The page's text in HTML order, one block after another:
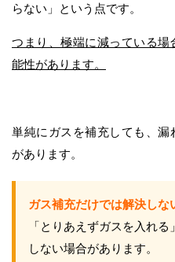
らない」という点です。
つまり、極端に減っている
能性があります。
単純にガスを補充しても、漏
があります。
ガス補充だけでは解決しな
「とりあえずガスを入れ
しない場合があります。